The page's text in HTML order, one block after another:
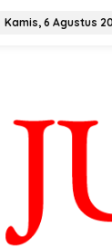
Kamis, 6 Agustus